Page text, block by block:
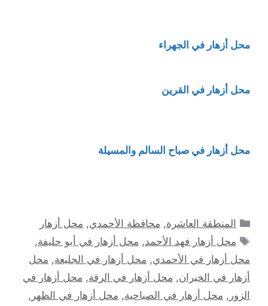
محل أزهار في الجهراء
محل أزهار في القرين
محل أزهار في صباح السالم والمسيلة
التصنيفات
المنطقة العاشرة, محافظة الأحمدي, محل أزهار
الوسوم
محل أزهار فهد الأحمد, محل أزهار في أبو حليفة,
محل أزهار في الأحمدي, محل أزهار في الجليعة, محل
أزهار في الخيران, محل أزهار في الرقة, محل أزهار في
الزور , محل أزهار في الصباحية, محل أزهار في الظهر ,